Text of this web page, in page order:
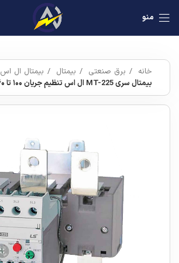
منو
خانه برق صنعتی بیمتال
بیمتال ال اس
بیمتال سری MT-225 ال اس تنظیم جریان ۱۰۰ تا ۱۶۰